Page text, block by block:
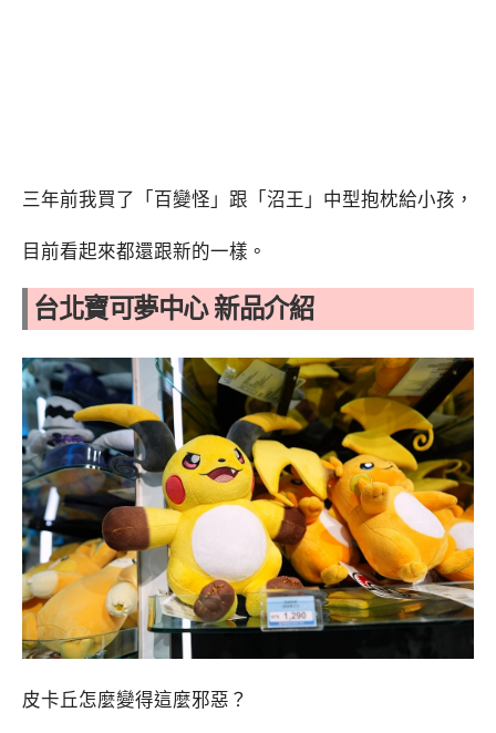
三年前我買了「百變怪」跟「沼王」中型抱枕給小孩，
目前看起來都還跟新的一樣。
台北寶可夢中心 新品介紹
皮卡丘怎麼變得這麼邪惡？